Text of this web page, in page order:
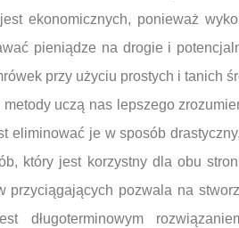
ekonomicznych, ponieważ
pieniądze na drogie i
przy użyciu prostych i tanich
uczą nas lepszego
eliminować je w sposób
który jest korzystny dla obu
przyciągających pozwala na
długoterminowym